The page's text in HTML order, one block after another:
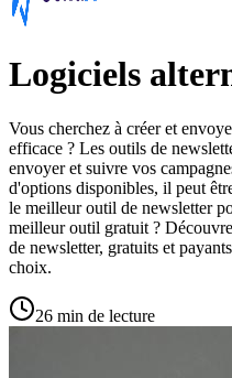
Logiciels
Vous cherchez à créer et
efficace ? Les outils de
envoyer et suivre vos
d'options disponibles, il peut
le meilleur outil de newsletter
meilleur outil gratuit ?
de newsletter, gratuits et
choix.
26 min de lecture